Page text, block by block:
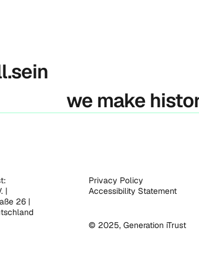
we make
|
26 |
Privacy Policy
Accessibility Statement
© 2025, Generation iTrust